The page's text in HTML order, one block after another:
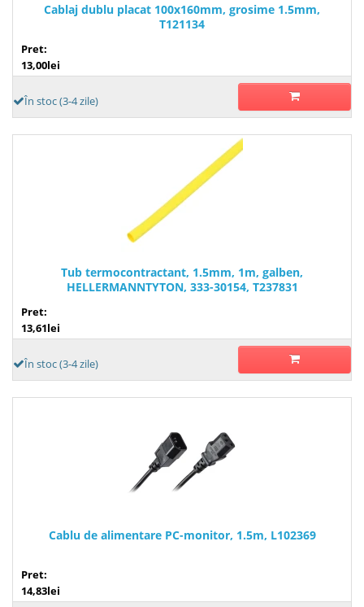
Cablaj dublu placat 100x160mm, grosime 1.5mm,
T121134
Pret:
13,00lei
În stoc (3-4 zile)
Tub termocontractant, 1.5mm, 1m, galben,
HELLERMANNTYTON, 333-30154, T237831
Pret:
13,61lei
În stoc (3-4 zile)
Cablu de alimentare PC-monitor, 1.5m, L102369
Pret:
14,83lei